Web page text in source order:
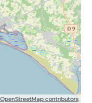
OpenStreetMap contributors